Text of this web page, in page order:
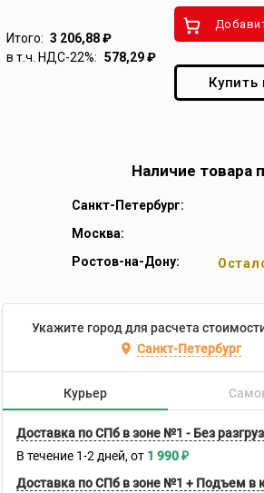
Итого: 3 206,88₽
в т.ч. НДС-22%: 578,29₽
Купить
Наличие товара
Санкт-Петербург:
Москва:
Ростов-на-Дону:
Укажите город для расчета
Санкт-Петербург
Курьер
Доставка по СПб в зоне №1 - Без
В течение 1-2 дней 1 990₽
Доставка по СПб в зоне №1 + Подъем в